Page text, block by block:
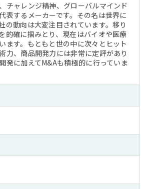
チャレンジ精神、グローバルマインド
表するメーカーです。その名は世界に
の動向は大変注目されています。移り
的確に掴みとり、現在はバイオや医療
ます。もともと世の中に次々とヒット
力、商品開発力には非常に定評があり
発に加えてM&Aも積極的に行っていま